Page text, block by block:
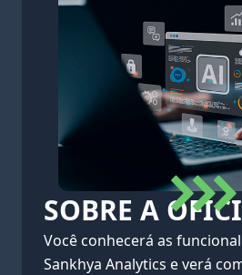
SOBRE A
Você conhecerá as
Sankhya Analytics e verá